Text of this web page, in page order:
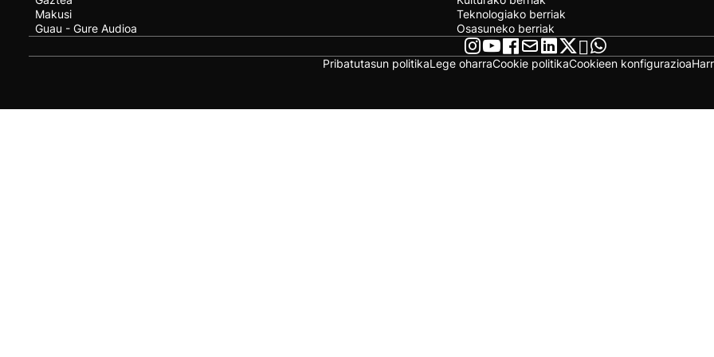
Makusi
Guau - Gure Audioa
Teknologiako berriak
Osasuneko berriak
Pribatutasun politikaLege oharraCookie politikaCookieen konfigurazioa